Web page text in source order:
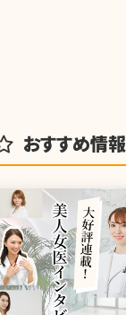
おすすめ情報